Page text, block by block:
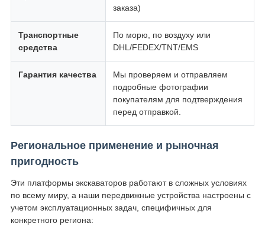
заказа)
Транспортные
средства
По морю, по воздуху или
DHL/FEDEX/TNT/EMS
Гарантия качества
Мы проверяем и отправляем
подробные фотографии
покупателям для подтверждения
перед отправкой.
Региональное применение и рыночная
пригодность
Эти платформы экскаваторов работают в сложных условиях
по всему миру, а наши передвижные устройства настроены с
учетом эксплуатационных задач, специфичных для
конкретного региона: